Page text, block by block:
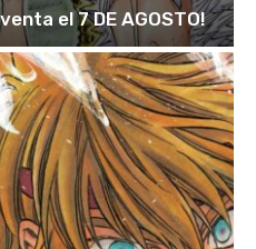
el 7 DE AGOSTO!